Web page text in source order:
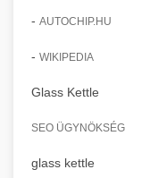
- AUTOCHIP.HU
- WIKIPEDIA
Glass Kettle
SEO ÜGYNÖKSÉG
glass kettle